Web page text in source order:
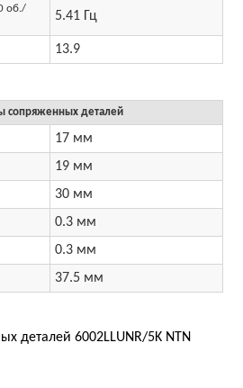
об./
5.41 Гц
13.9
сопряженных деталей
17 мм
19 мм
30 мм
0.3 мм
0.3 мм
37.5 мм